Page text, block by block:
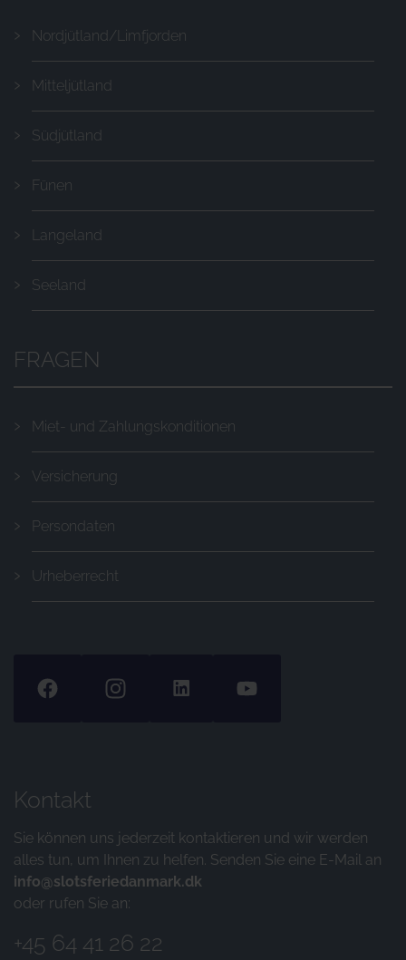
Nordjütland/Limfjorden
Mitteljütland
Südjütland
Fünen
Langeland
Seeland
FRAGEN
Miet- und Zahlungskonditionen
Versicherung
Persondaten
Urheberrecht
Kontakt
Sie können uns jederzeit kontaktieren und wir werden
alles tun, um Ihnen zu helfen. Senden Sie eine E-Mail an
info@slotsferiedanmark.dk
oder rufen Sie an:
+45 64 41 26 22